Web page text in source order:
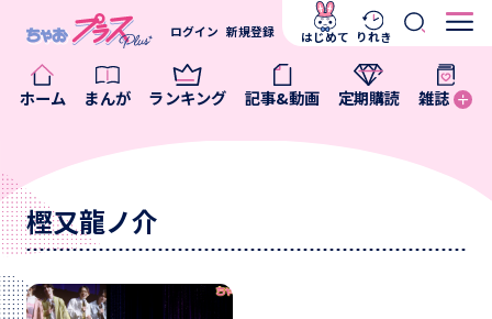
ホーム まんが ランキング 記事&動画 定期購読 雑誌
ログイン 新規登録 はじめて りれき
樫又龍ノ介